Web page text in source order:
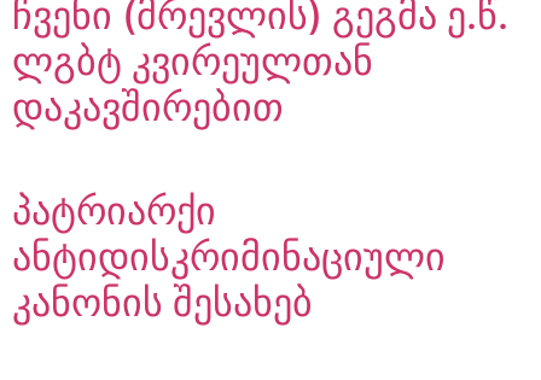
ჩვენი (მრევლის) გეგმა ე.წ.
ლგბტ კვირეულთან
დაკავშირებით
პატრიარქი
ანტიდისკრიმინაციული
კანონის შესახებ